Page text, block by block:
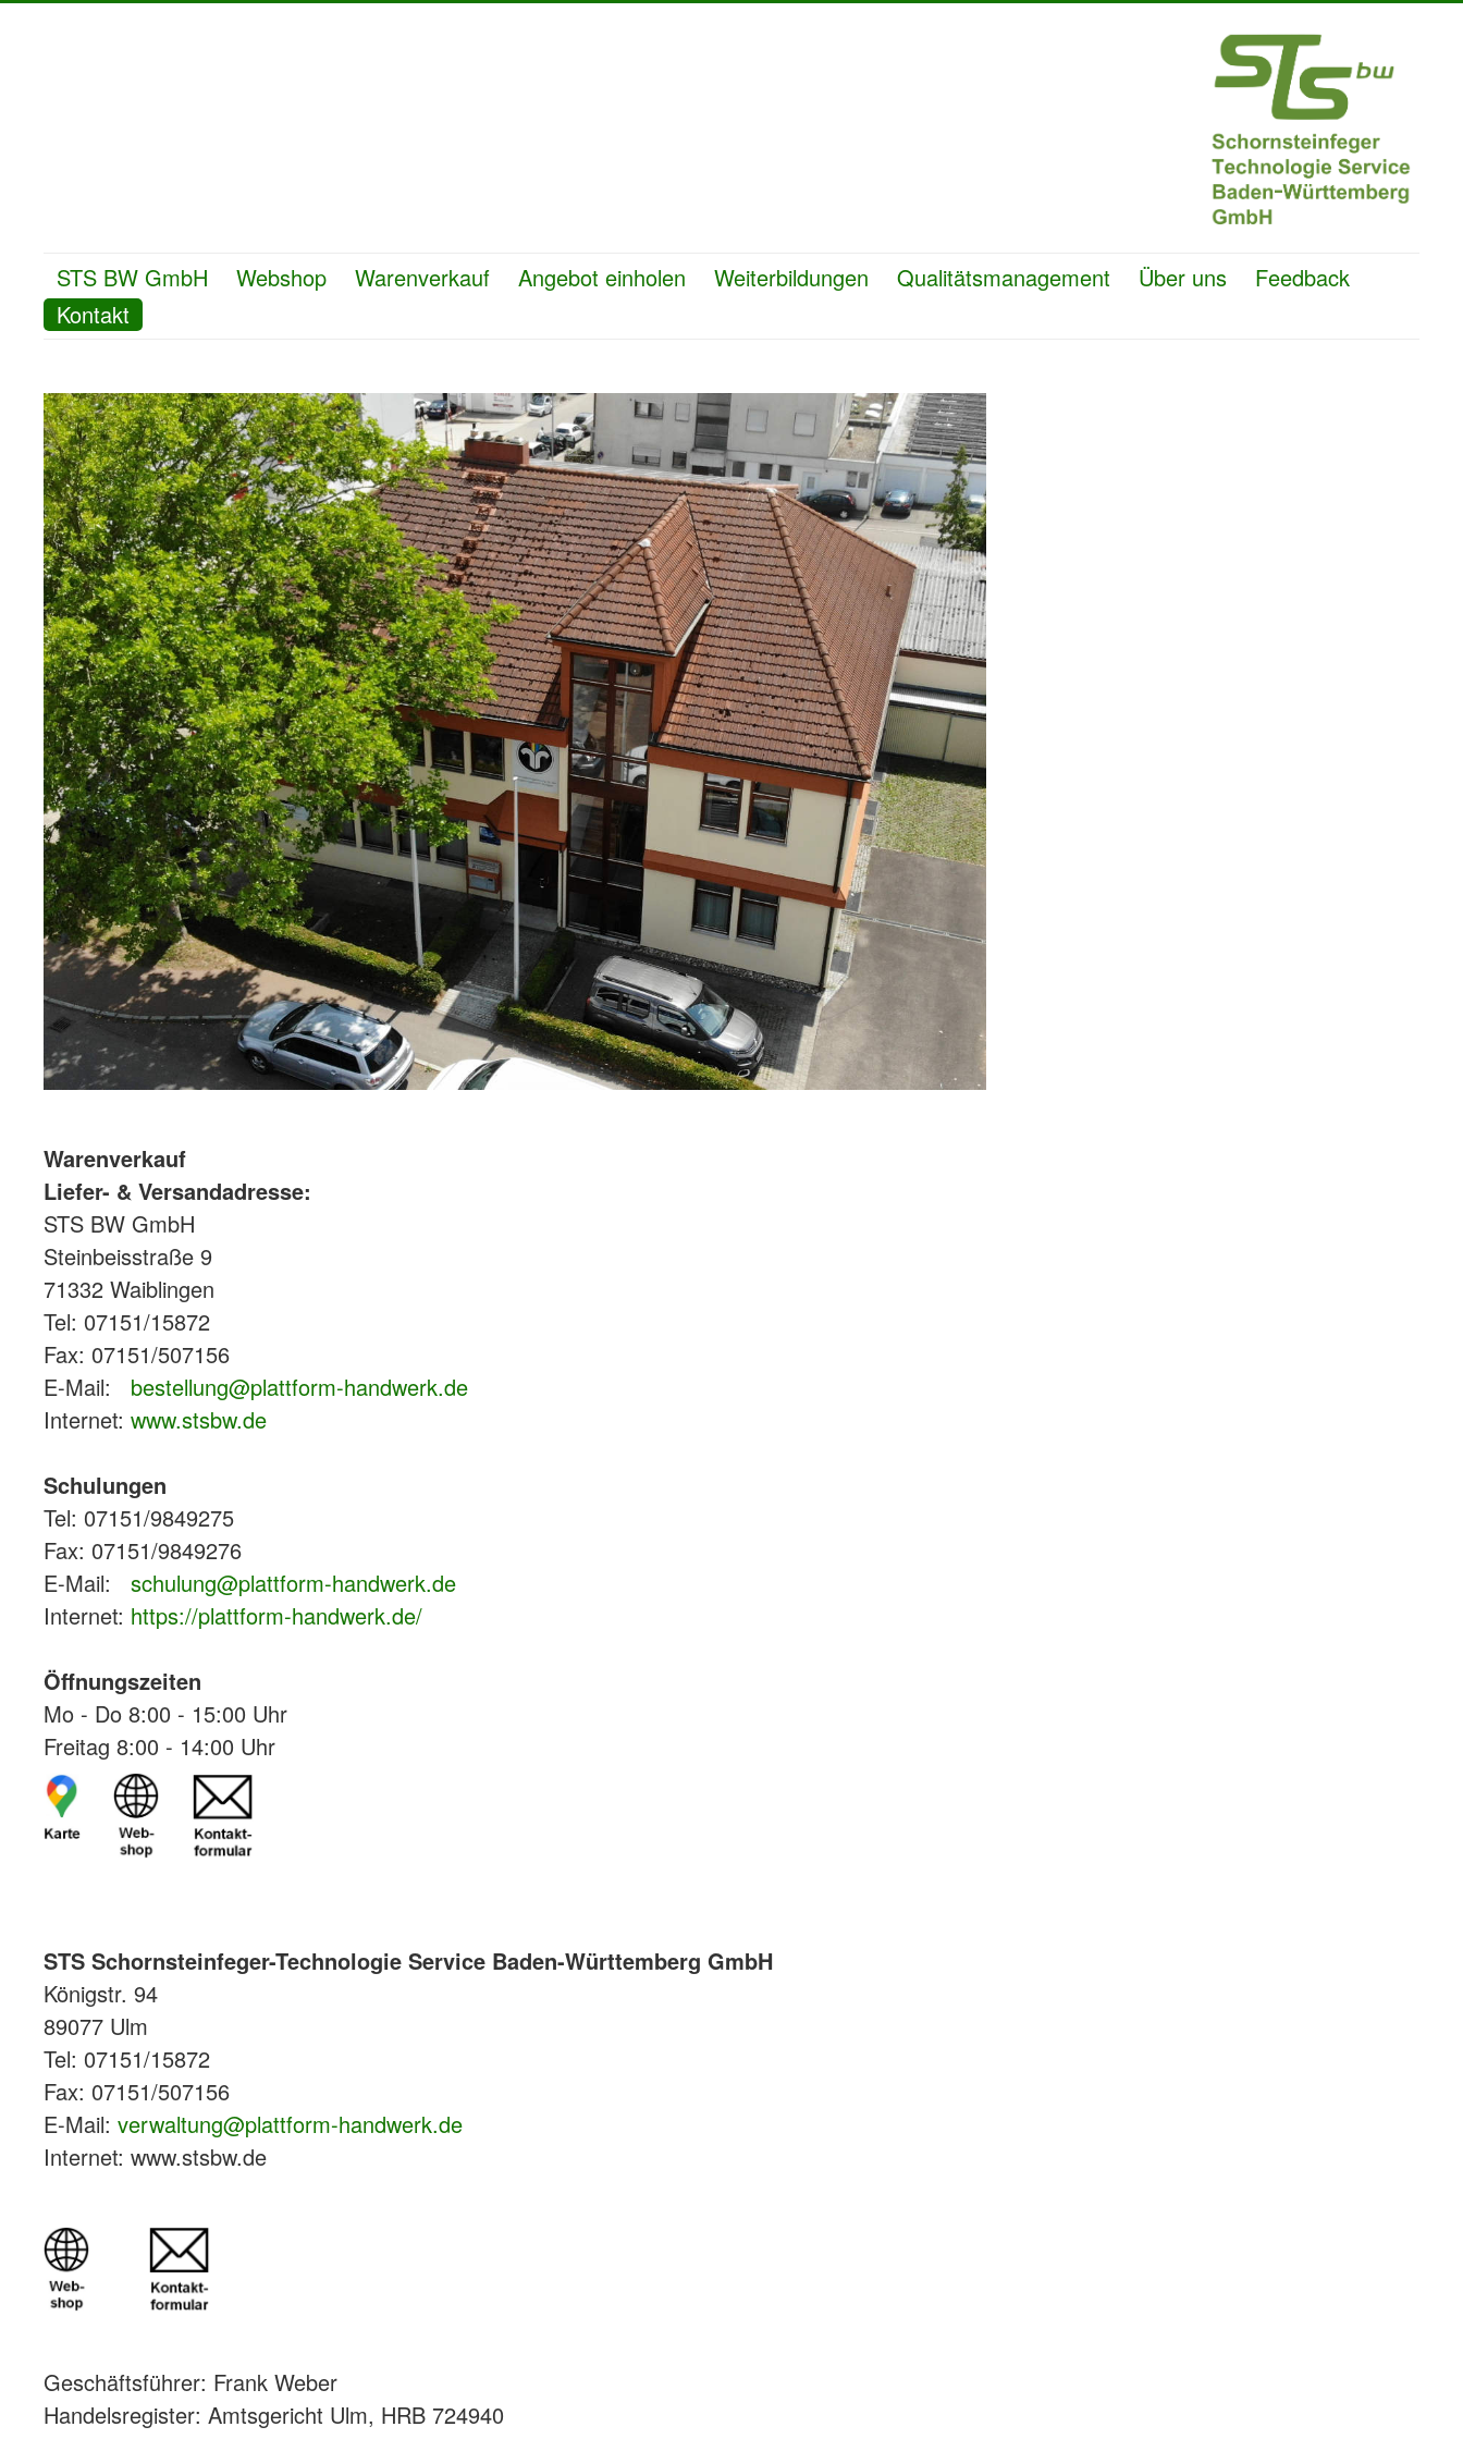
STS BW GmbH Webshop Warenverkauf Angebot einholen Weiterbildungen Qualitätsmanagement Über uns
Feedback
Kontakt
Warenverkauf
Liefer- & Versandadresse:
STS BW GmbH
Steinbeisstraße 9
71332 Waiblingen
Tel: 07151/15872
Fax: 07151/507156
E-Mail: bestellung@plattform-handwerk.de
Internet: www.stsbw.de
Schulungen
Tel: 07151/9849275
Fax: 07151/9849276
E-Mail: schulung@plattform-handwerk.de
Internet: https://plattform-handwerk.de/
Öffnungszeiten
Mo - Do 8:00 - 15:00 Uhr
Freitag 8:00 - 14:00 Uhr
STS Schornsteinfeger-Technologie Service Baden-Württemberg GmbH
Königstr. 94
89077 Ulm
Tel: 07151/15872
Fax: 07151/507156
E-Mail: verwaltung@plattform-handwerk.de
Internet: www.stsbw.de
Geschäftsführer: Frank Weber
Handelsregister: Amtsgericht Ulm, HRB 724940